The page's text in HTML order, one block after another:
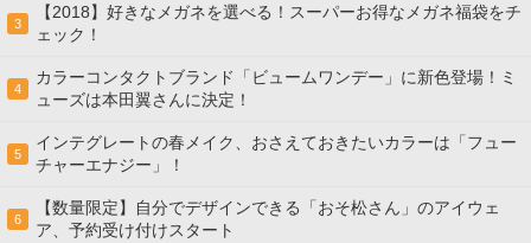
3
【2018】好きなメガネを選べる！スーパーお得なメガネ福袋をチ
ェック！
4
カラーコンタクトブランド「ビュームワンデー」に新色登場！ミ
ューズは本田翼さんに決定！
5
インテグレートの春メイク、おさえておきたいカラーは「フュー
チャーエナジー」！
6
【数量限定】自分でデザインできる「おそ松さん」のアイウェ
ア、予約受け付けスタート